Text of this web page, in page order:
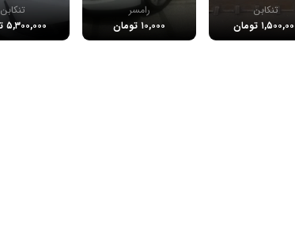
تنکابن
تومان
رامسر
۱۰,۰۰۰ تومان
تنکابن
۵,۳۰۰,۰۰۰ تومان